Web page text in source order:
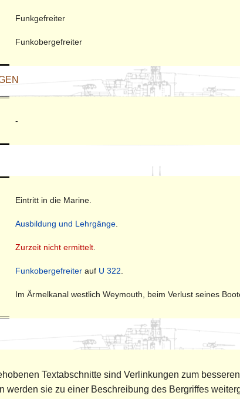
Funkgefreiter
Funkobergefreiter
-
Eintritt in die Marine.
Ausbildung und Lehrgänge
Zurzeit nicht ermittelt
Funkobergefreiter auf U 322
Im Ärmelkanal westlich Weymouth, beim Verlust seines
Textabschnitte sind Verlinkungen zum
werden sie zu einer Beschreibung des Bergriffes